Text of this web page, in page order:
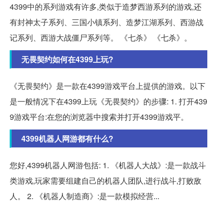
4399中的系列游戏有许多,类似于造梦西游系列的游戏,还
有封神太子系列、三国小镇系列、造梦江湖系列、西游战
记系列、西游大战僵尸系列等。 《七杀》 《七杀》。
无畏契约如何在4399上玩?
《无畏契约》是一款在4399游戏平台上提供的游戏。以下
是一般情况下在4399上玩《无畏契约》的步骤: 1. 打开439
9游戏平台:在您的浏览器中搜索并打开4399游戏平。
4399机器人网游都有什么?
您好,4399机器人网游包括: 1. 《机器人大战》:是一款战斗
类游戏,玩家需要组建自己的机器人团队,进行战斗,打败敌
人。 2. 《机器人制造商》:是一款模拟经营...